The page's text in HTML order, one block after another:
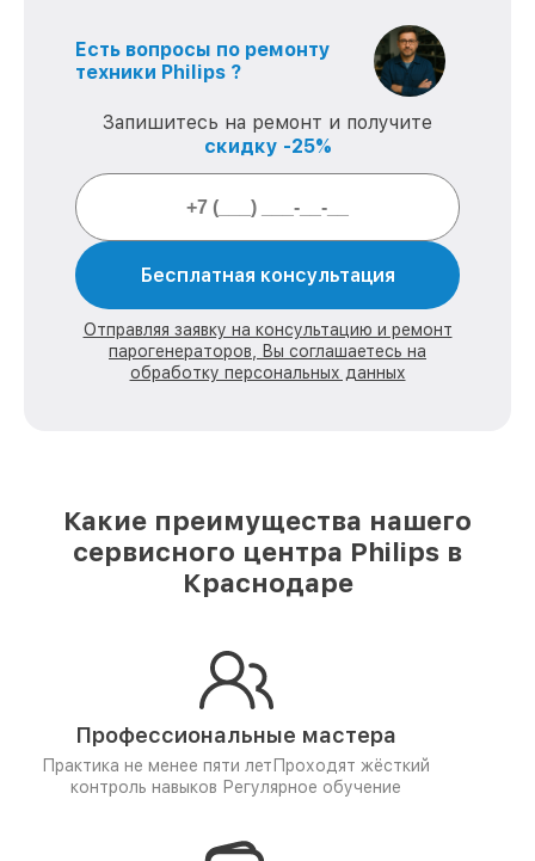
Есть вопросы по ремонту
техники Philips ?
Запишитесь на ремонт и получите
скидку -25%
Бесплатная консультация
Отправляя заявку на консультацию и ремонт
парогенераторов, Вы соглашаетесь на
обработку персональных данных
Какие преимущества нашего
сервисного центра Philips в
Краснодаре
Профессиональные мастера
Практика не менее пяти лет Проходят жёсткий
контроль навыков Регулярное обучение